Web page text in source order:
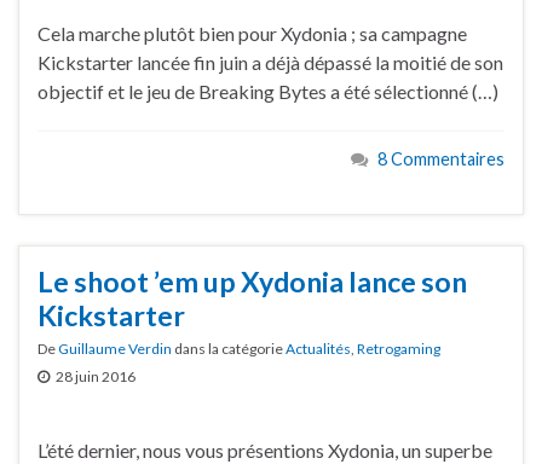
Cela marche plutôt bien pour Xydonia ; sa campagne
Kickstarter lancée fin juin a déjà dépassé la moitié de son
objectif et le jeu de Breaking Bytes a été sélectionné (…)
8 Commentaires
Le shoot ’em up Xydonia lance son
Kickstarter
DeGuillaume Verdin dans la catégorieActualités, Retrogaming
28 juin 2016
L’été dernier, nous vous présentions Xydonia, un superbe